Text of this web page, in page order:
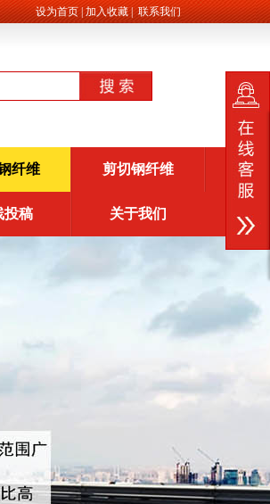
设为首页|加入收藏|联系我们
纤维 剪切钢纤维
投稿 关于我们